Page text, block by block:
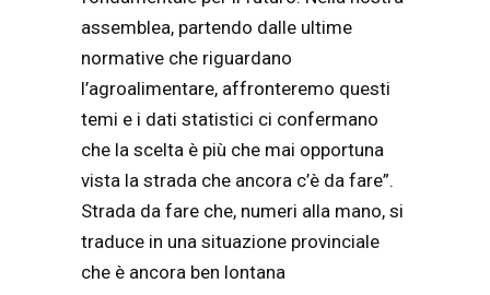
assemblea, partendo dalle ultime
normative che riguardano
l’agroalimentare, affronteremo questi
temi e i dati statistici ci confermano
che la scelta è più che mai opportuna
vista la strada che ancora c’è da fare”.
Strada da fare che, numeri alla mano, si
traduce in una situazione provinciale
che è ancora ben lontana